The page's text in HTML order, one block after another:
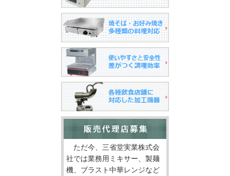
ただ今、三省堂実業株式会
社では業務用ミキサー、製麺
機、ブラスト中華レンジなど